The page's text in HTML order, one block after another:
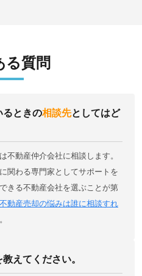
る質問
るときの相談先としてはど
不動産仲介会社に相談します。
関わる専門家としてサポートを
きる不動産会社を選ぶことが第
不動産売却の悩みは誰に相談すれ
えてください。